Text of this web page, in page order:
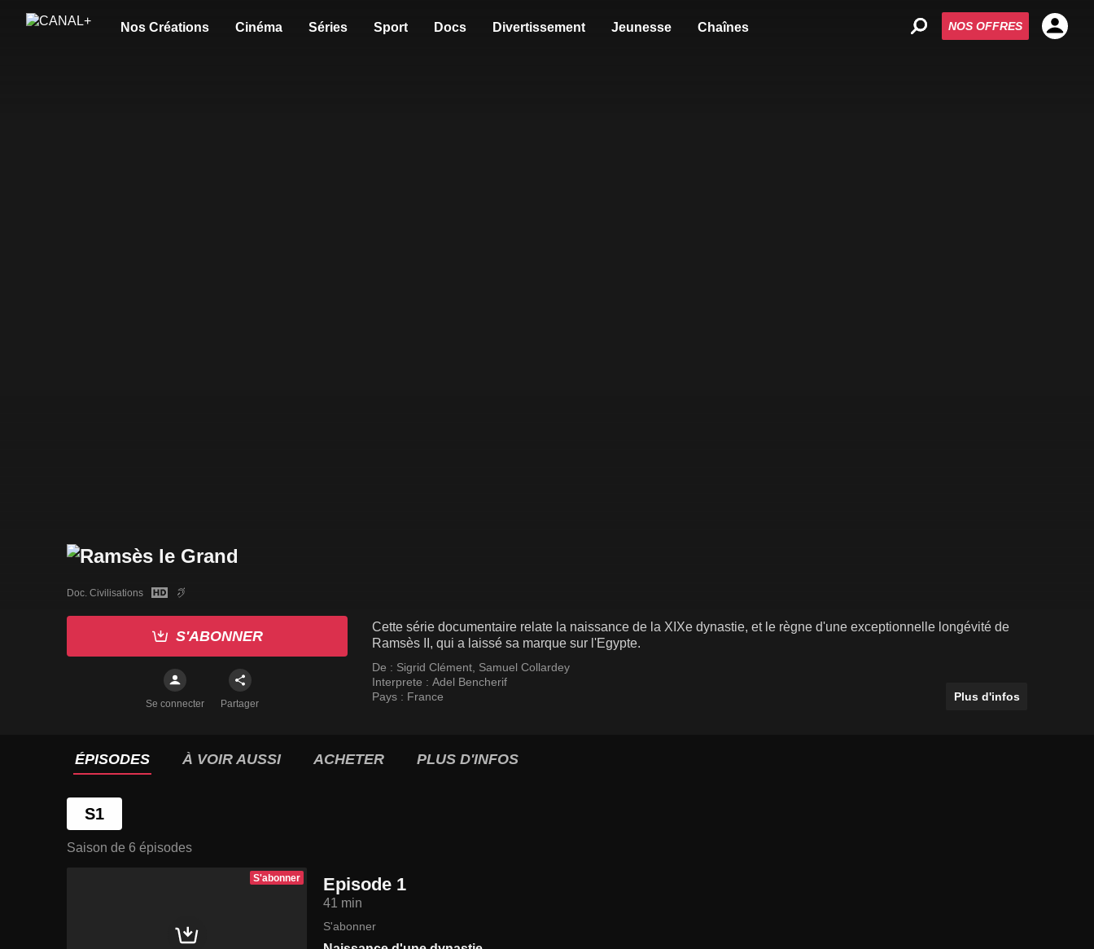
Nos Créations Cinéma Séries Sport Docs Divertissement Jeunesse Chaînes NOS OFFRES
Doc. Civilisations
S'ABONNER
Se connecter Partager
Cette série documentaire relate la naissance de la XIXe dynastie, et le règne d'une exceptionnelle longévité de
Ramsès II, qui a laissé sa marque sur l'Egypte.
De : Sigrid Clément Samuel Collardey
Interprete : Adel Bencherif
Pays : France Plus d'infos
ÉPISODES À VOIR AUSSI ACHETER PLUS D'INFOS
S1
Saison de 6 épisodes
S'abonner Episode 1
41 min
S'abonner